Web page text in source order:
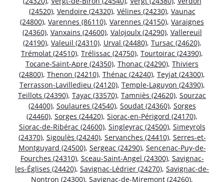
(24520), Vendoire (24320), Vélines (24230), Vaunac
(24800), Varennes (86110), Varennes (24150), Varaignes
(24360), Vanxains (24600), Valojoulx (24290), Vallereuil
(24190), Valeuil (24310), Urval (24480), Tursac (24620),
Trémolat (24510), Trélissac (24750), Tourtoirac (24390),
Tocane-Saint-Apre (24350), Thonac (24290), Thiviers
(24800), Thenon (24210), Thénac (24240), Teyjat (24300),
Terrasson-Lavilledieu (24120), Temple-Laguyon (24390),
Teillots (24390), Tayac (33570), Tamniès (24620), Sourzac
(24400), Soulaures (24540), Soudat (24360), Sorges
(24460), Sorges (24420), Siorac-en-Périgord (24170),
Siorac-de-Ribérac (24600), Singleyrac (24500), Simeyrols
(24370), Sigoulès (24240), Servanches (24410), Serres-et-
Montguyard (24500), Sergeac (24290), Sencenac-Puy-de-
Fourches (24310), Sceau-Saint-Angel (24300), Savignac-
les-Églises (24420), Savignac-Lédrier (24270), Savignac-de-
Nontron (24300), Savignac-de-Miremont (24260),